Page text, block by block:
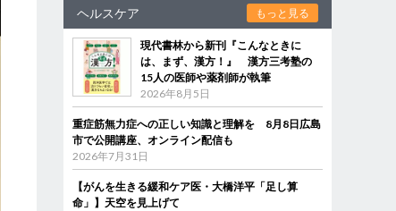
ヘルスケア もっと見る
現代書林から新刊『こんなときに
は、まず、漢方！』 漢方三考塾の
15人の医師や薬剤師が執筆
2026年8月5日
重症筋無力症への正しい知識と理解を 8月8日広島
市で公開講座、オンライン配信も
2026年7月31日
【がんを生きる緩和ケア医・大橋洋平「足し算
命」】天空を見上げて